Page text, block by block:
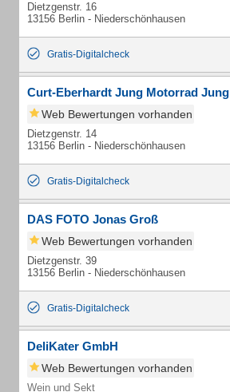
Dietzgenstr. 16
13156 Berlin - Niederschönhausen
Gratis-Digitalcheck
Curt-Eberhardt Jung Motorrad Jung
Web Bewertungen vorhanden
Dietzgenstr. 14
13156 Berlin - Niederschönhausen
Gratis-Digitalcheck
DAS FOTO Jonas Groß
Web Bewertungen vorhanden
Dietzgenstr. 39
13156 Berlin - Niederschönhausen
Gratis-Digitalcheck
DeliKater GmbH
Web Bewertungen vorhanden
Wein und Sekt